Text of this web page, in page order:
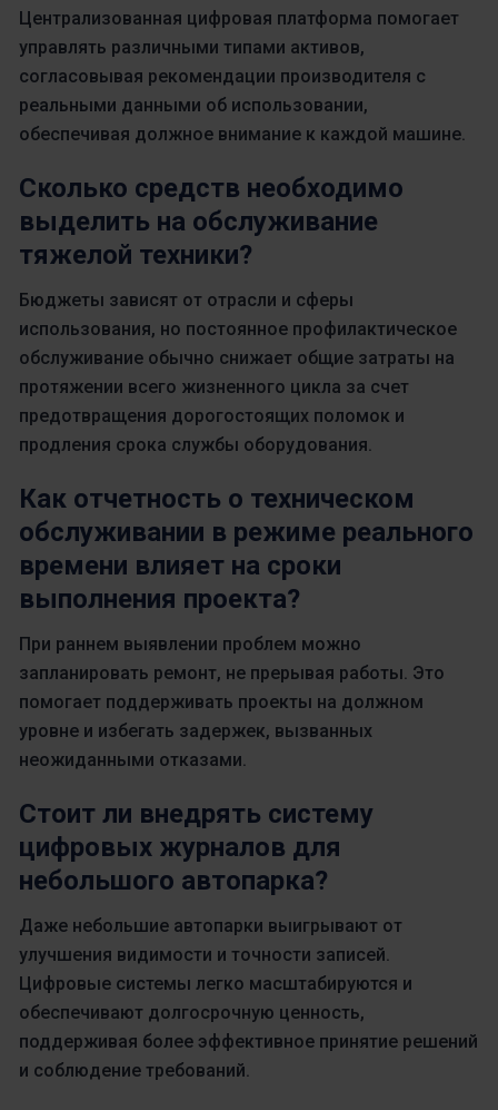
Централизованная цифровая платформа помогает
управлять различными типами активов,
согласовывая рекомендации производителя с
реальными данными об использовании,
обеспечивая должное внимание к каждой машине.
Сколько средств необходимо
выделить на обслуживание
тяжелой техники?
Бюджеты зависят от отрасли и сферы
использования, но постоянное профилактическое
обслуживание обычно снижает общие затраты на
протяжении всего жизненного цикла за счет
предотвращения дорогостоящих поломок и
продления срока службы оборудования.
Как отчетность о техническом
обслуживании в режиме реального
времени влияет на сроки
выполнения проекта?
При раннем выявлении проблем можно
запланировать ремонт, не прерывая работы. Это
помогает поддерживать проекты на должном
уровне и избегать задержек, вызванных
неожиданными отказами.
Стоит ли внедрять систему
цифровых журналов для
небольшого автопарка?
Даже небольшие автопарки выигрывают от
улучшения видимости и точности записей.
Цифровые системы легко масштабируются и
обеспечивают долгосрочную ценность,
поддерживая более эффективное принятие решений
и соблюдение требований.